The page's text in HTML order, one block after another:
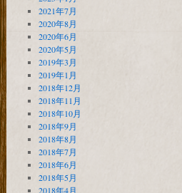
2021年7月
2020年8月
2020年6月
2020年5月
2019年3月
2019年1月
2018年12月
2018年11月
2018年10月
2018年9月
2018年8月
2018年7月
2018年6月
2018年5月
2018年4月